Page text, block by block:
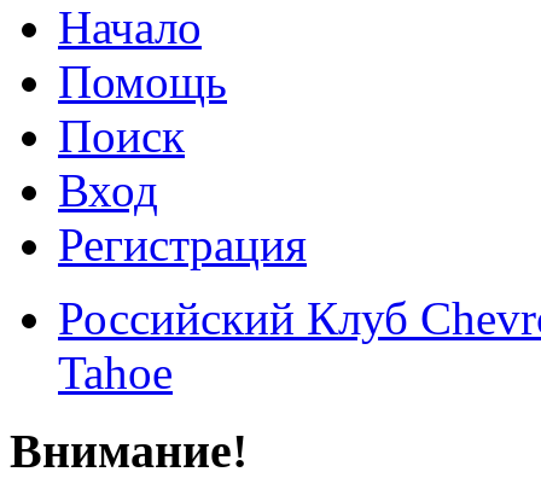
Начало
Помощь
Поиск
Вход
Регистрация
Российский Клуб
Tahoe
Внимание!